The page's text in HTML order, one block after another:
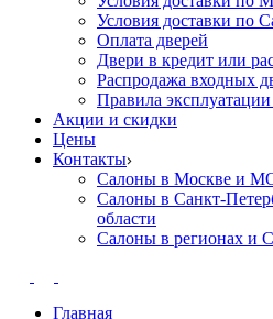
Условия доставки по
Оплата дверей
Двери в кредит или
Распродажа входных
Правила
Акции и скидки
Цены
Контакты
Салоны в Москве и
Салоны в Санкт-
области
Салоны в регионах и
Главная